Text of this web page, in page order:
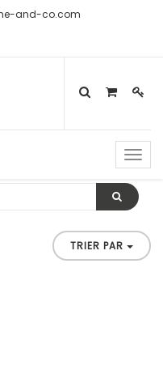
and-co.com
TRIER PAR